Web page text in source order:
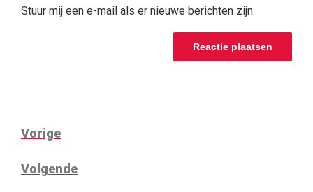
Stuur mij een e-mail als er nieuwe berichten zijn.
BERICHTNAVIGATIE
Vorig
Vorige
Volgend
Volgende